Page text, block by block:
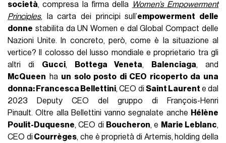
società, compresa la firma della
Women’s Empowerment
Principles, la carta dei principi sull’empowerment delle
donne stabilita da UN Women e dal Global Compact delle
Nazioni Unite. In concreto, però, come è la situazione al
vertice? Il colosso del lusso mondiale e proprietario tra gli
altri di Gucci, Bottega Veneta, Balenciaga, and
McQueen ha un solo posto di CEO ricoperto da una
donna: Francesca Bellettini, CEO di Saint Laurent e dal
2023 Deputy CEO del gruppo di François-Henri
Pinault. Oltre alla Bellettini vanno segnalate anche Hélène
Poulit-Duquesne, CEO di Boucheron, e Marie Leblanc,
CEO di Courrèges, che è proprietà di Artemis, holding della